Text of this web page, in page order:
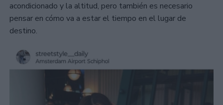
acondicionado y la altitud, pero también es necesario
pensar en cómo va a estar el tiempo en el lugar de
destino.